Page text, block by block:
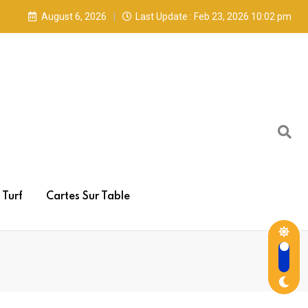
August 6, 2026 Last Update : Feb 23, 2026 10:02 pm
Turf Cartes Sur Table